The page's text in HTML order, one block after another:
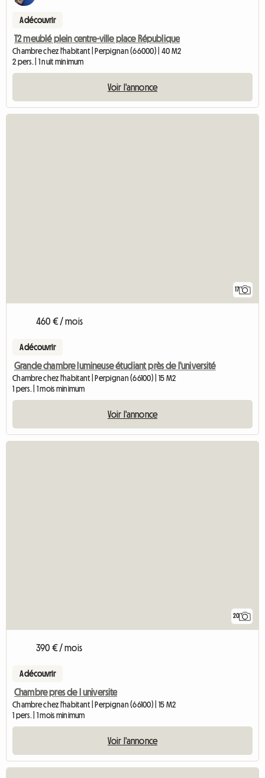
A découvrir
T2 meublé plein centre-ville place République
Chambre chez l'habitant | Perpignan (66000) | 40 M2
2 pers. | 1 nuit minimum
Voir l'annonce
17
460 € / mois
A découvrir
Grande chambre lumineuse étudiant près de l'université
Chambre chez l'habitant | Perpignan (66100) | 15 M2
1 pers. | 1 mois minimum
Voir l'annonce
20
390 € / mois
A découvrir
Chambre pres de l universite
Chambre chez l'habitant | Perpignan (66100) | 15 M2
1 pers. | 1 mois minimum
Voir l'annonce